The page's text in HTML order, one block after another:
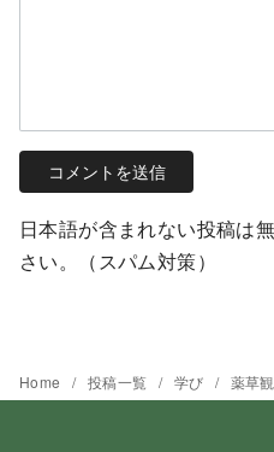
日本語が含まれない投稿は
さい。（スパム対策）
Home 投稿一覧 学び 薬草観